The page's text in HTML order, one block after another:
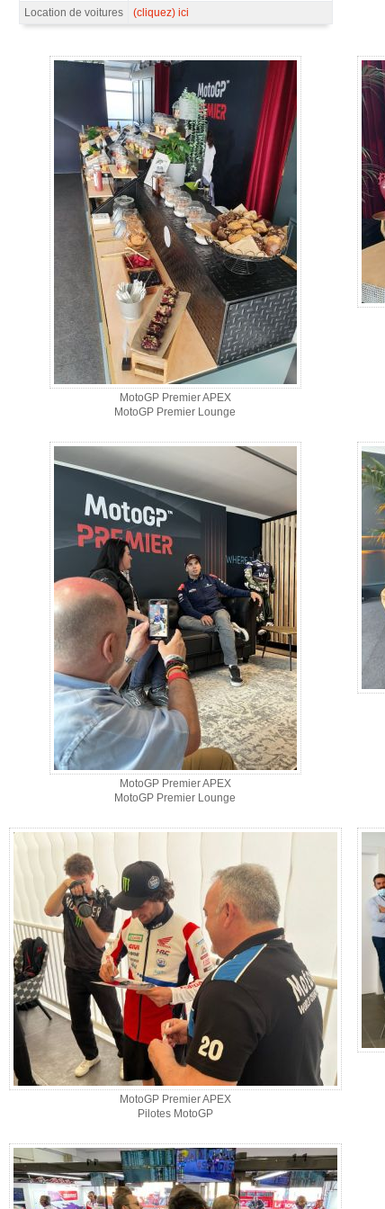
Location de voitures
(cliquez) ici
MotoGP Premier APEX
MotoGP Premier Lounge
MotoGP Premier APEX
MotoGP Premier Lounge
MotoGP Premier APEX
Pilotes MotoGP